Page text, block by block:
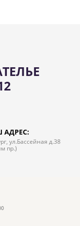
АДРЕС:
ул.Бассейная д.38
пр.)